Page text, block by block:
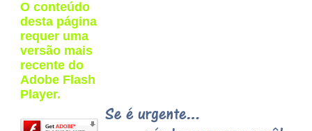
O conteúdo
desta página
requer uma
versão mais
recente do
Adobe Flash
Player.